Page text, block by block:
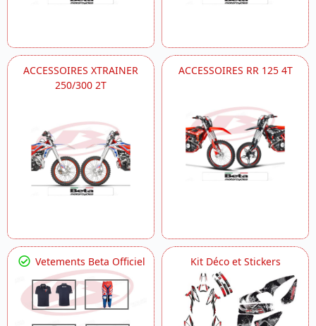
ACCESSOIRES XTRAINER
250/300 2T
ACCESSOIRES RR 125 4T
Vetements Beta Officiel Kit Déco et Stickers